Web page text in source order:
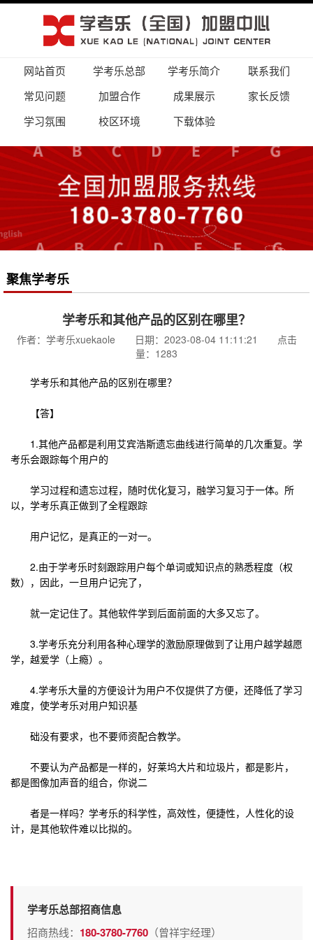
网站首页 学考乐总部 学考乐简介
联系我们
常见问题
加盟合作 成果展示
家长反馈
学习氛围
校区环境 下载体验
聚焦学考乐
学考乐和其他产品的区别在哪里？
作者：学考乐xuekaole 日期：2023-08-04 11:11:21 点击
量：1283
学考乐和其他产品的区别在哪里？
【答】
1.其他产品都是利用艾宾浩斯遗忘曲线进行简单的几次重复。学
考乐会跟踪每个用户的
学习过程和遗忘过程，随时优化复习，融学习复习于一体。所
以，学考乐真正做到了全程跟踪
用户记忆，是真正的一对一。
2.由于学考乐时刻跟踪用户每个单词或知识点的熟悉程度（权
数），因此，一旦用户记完了，
就一定记住了。其他软件学到后面前面的大多又忘了。
3.学考乐充分利用各种心理学的激励原理做到了让用户越学越愿
学，越爱学（上瘾）。
4.学考乐大量的方便设计为用户不仅提供了方便，还降低了学习
难度，使学考乐对用户知识基
础没有要求，也不要师资配合教学。
不要认为产品都是一样的，好莱坞大片和垃圾片，都是影片，
都是图像加声音的组合，你说二
者是一样吗？学考乐的科学性，高效性，便捷性，人性化的设
计，是其他软件难以比拟的。
学考乐总部招商信息
招商热线： 180-3780-7760 （曾祥宇经理）